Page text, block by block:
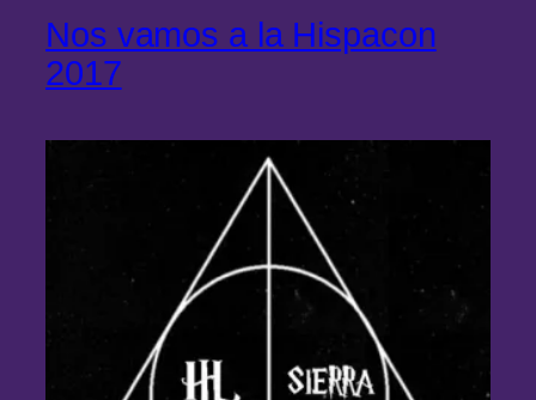
Nos vamos a la Hispacon
2017